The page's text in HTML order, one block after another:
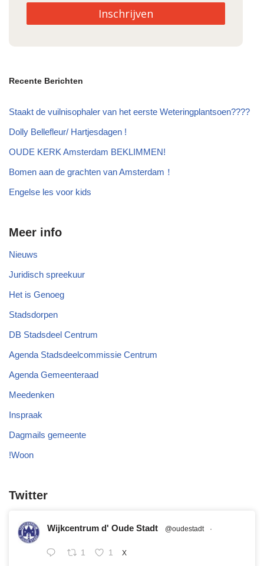
Inschrijven
Recente Berichten
Staakt de vuilnisophaler van het eerste Weteringplantsoen????
Dolly Bellefleur/ Hartjesdagen !
OUDE KERK Amsterdam BEKLIMMEN!
Bomen aan de grachten van Amsterdam！
Engelse les voor kids
Meer info
Nieuws
Juridisch spreekuur
Het is Genoeg
Stadsdorpen
DB Stadsdeel Centrum
Agenda Stadsdeelcommissie Centrum
Agenda Gemeenteraad
Meedenken
Inspraak
Dagmails gemeente
!Woon
Twitter
Wijkcentrum d' Oude Stadt @oudestadt ·
1 1 X